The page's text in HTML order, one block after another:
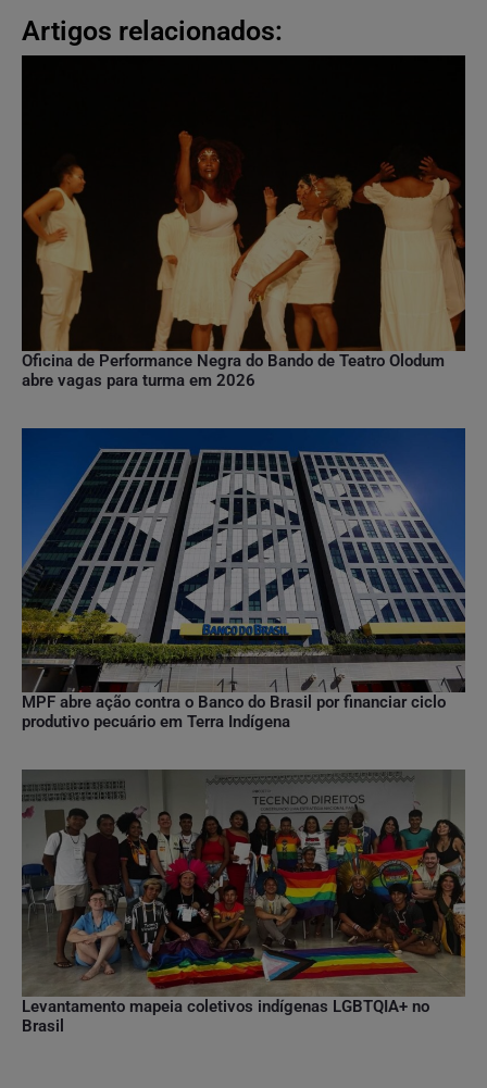
Artigos relacionados:
Oficina de Performance Negra do Bando de Teatro Olodum
abre vagas para turma em 2026
MPF abre ação contra o Banco do Brasil por financiar ciclo
produtivo pecuário em Terra Indígena
Levantamento mapeia coletivos indígenas LGBTQIA+ no
Brasil